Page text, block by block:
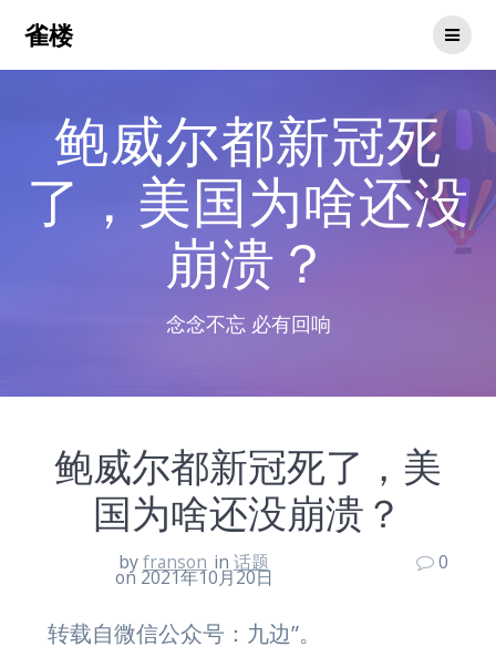
雀楼
鲍威尔都新冠死
了，美国为啥还没
崩溃？
念念不忘 必有回响
鲍威尔都新冠死了，美
国为啥还没崩溃？
byfranson in 话题
on 2021年10月20日
0
转载自微信公众号：九边”。